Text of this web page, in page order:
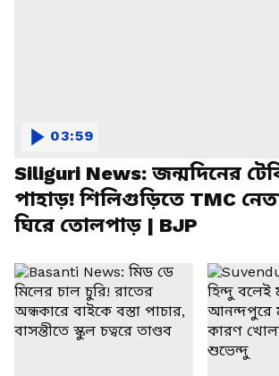
Siliguri News: জন্মদিনের
পাহাড়! শিলিগুড়িতে TMC
ঘিরে তোলপাড় | BJP
03:59